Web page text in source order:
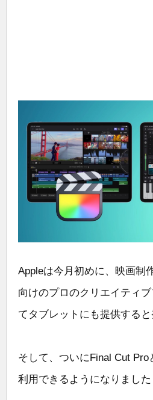
Appleは今月初めに、映画制
向けのプロのクリエイティ
てタブレットにも提供する
そして、ついにFinal Cut Pro
利用できるようになりました